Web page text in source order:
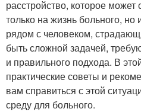
расстройство, которое
только на жизнь больного, но
рядом с человеком,
быть сложной задачей,
и правильного подхода. В
практические советы и
вам справиться с этой
среду для больного.